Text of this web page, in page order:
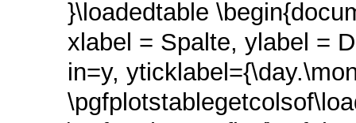
}\loadedtable
xlabel = Spalte, ylabel =
in=y,